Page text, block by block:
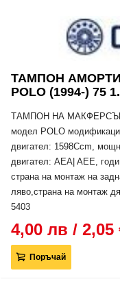
ТАМПОН
POLO (1994-) 75
ТАМПОН НА МАКФЕРСЪН
модел POLO
двигател: 1598Ccm,
двигател: AEA| AEE,
страна на монтаж на
ляво,страна на монтаж
5403
4,00 лв / 2,05
Поръчай